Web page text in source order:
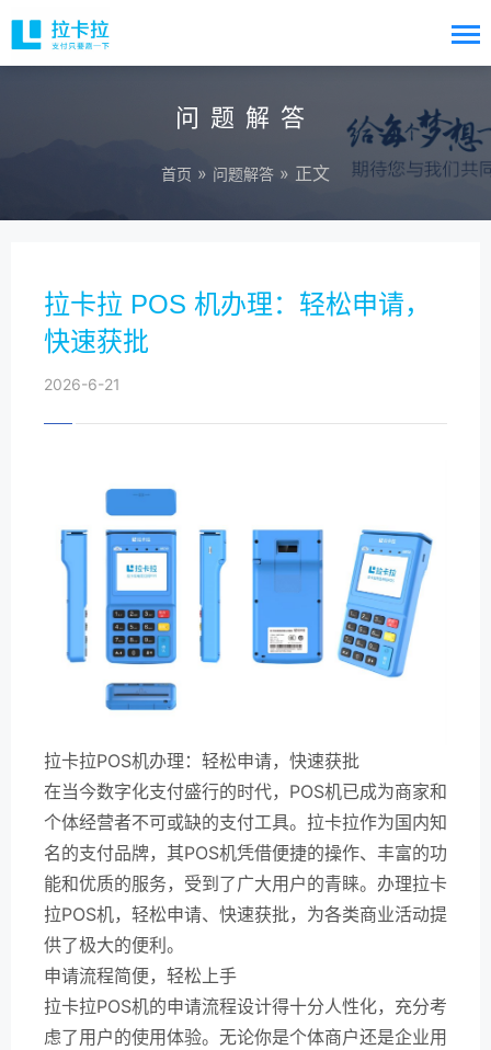
问题解答
首页 » 问题解答 » 正文
拉卡拉 POS 机办理：轻松申请，
快速获批
2026-6-21
拉卡拉POS机办理：轻松申请，快速获批
在当今数字化支付盛行的时代，POS机已成为商家和
个体经营者不可或缺的支付工具。拉卡拉作为国内知
名的支付品牌，其POS机凭借便捷的操作、丰富的功
能和优质的服务，受到了广大用户的青睐。办理拉卡
拉POS机，轻松申请、快速获批，为各类商业活动提
供了极大的便利。
申请流程简便，轻松上手
拉卡拉POS机的申请流程设计得十分人性化，充分考
虑了用户的使用体验。无论你是个体商户还是企业用